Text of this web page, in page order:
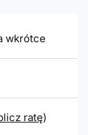
wkrótce
ratę)